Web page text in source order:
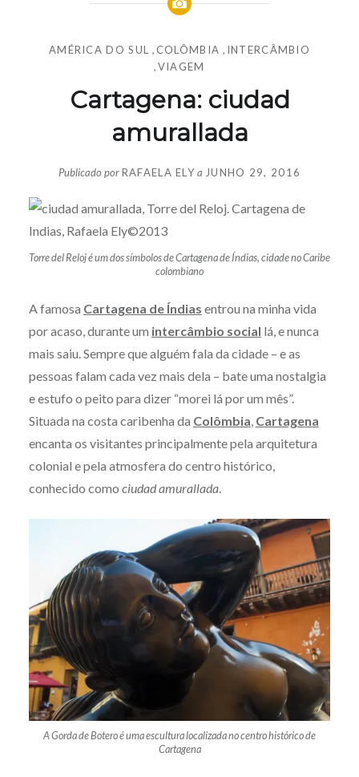
AMÉRICA DO SUL , COLÔMBIA , INTERCÂMBIO
,VIAGEM
Cartagena: ciudad
amurallada
Publicado porRAFAELA ELYa JUNHO 29, 2016
Torre del Reloj é um dos símbolos de Cartagena de Índias, cidade no Caribe
colombiano
A famosa Cartagena de Índias entrou na minha vida
por acaso, durante um intercâmbio social lá, e nunca
mais saiu. Sempre que alguém fala da cidade – e as
pessoas falam cada vez mais dela – bate uma nostalgia
e estufo o peito para dizer “morei lá por um mês”.
Situada na costa caribenha da Colômbia Cartagena
encanta os visitantes principalmente pela arquitetura
colonial e pela atmosfera do centro histórico,
conhecido como ciudad amurallada.
A Gorda de Botero é uma escultura localizada no centro histórico de
Cartagena